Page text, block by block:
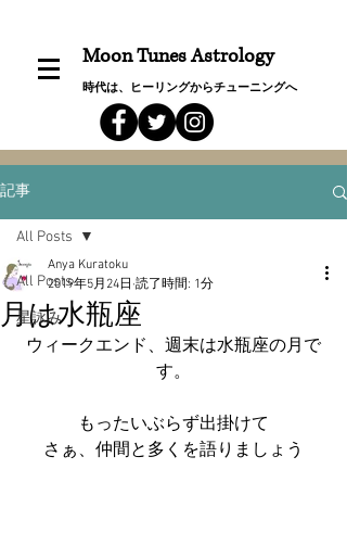
Moon Tunes Astrology
時代は、ヒーリングからチューニングへ
記事
All Posts
星詠み
All Posts
月は水瓶座
Anya Kuratoku
2019年5月24日 読了時間: 1分
ウィークエンド、週末は水瓶座の月で
す。
もったいぶらず出掛けて
さぁ、仲間と多くを語りましょう